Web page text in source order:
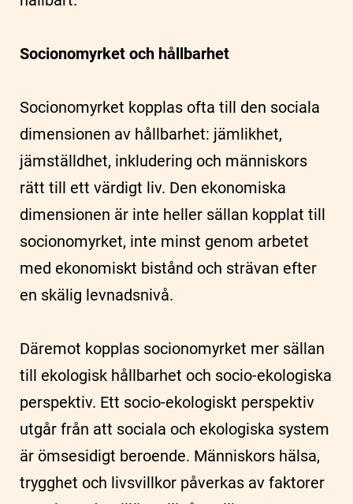
Socionomyrket och hållbarhet
Socionomyrket kopplas ofta till den sociala
dimensionen av hållbarhet: jämlikhet,
jämställdhet, inkludering och människors
rätt till ett värdigt liv. Den ekonomiska
dimensionen är inte heller sällan kopplat till
socionomyrket, inte minst genom arbetet
med ekonomiskt bistånd och strävan efter
en skälig levnadsnivå.
Däremot kopplas socionomyrket mer sällan
till ekologisk hållbarhet och socio-ekologiska
perspektiv. Ett socio-ekologiskt perspektiv
utgår från att sociala och ekologiska system
är ömsesidigt beroende. Människors hälsa,
trygghet och livsvillkor påverkas av faktorer